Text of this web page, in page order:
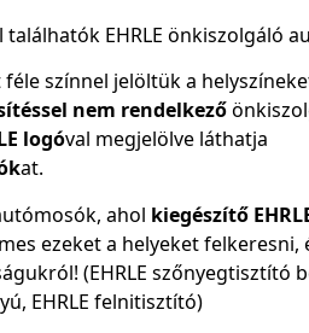
EHRLE önkiszolgáló
színnel jelöltük a
nem rendelkező
logóval megjelölve láthatja
at.
ahol kiegészítő
ezeket a helyeket felkeresni,
(EHRLE szőnyegtisztító
EHRLE felnitisztító)